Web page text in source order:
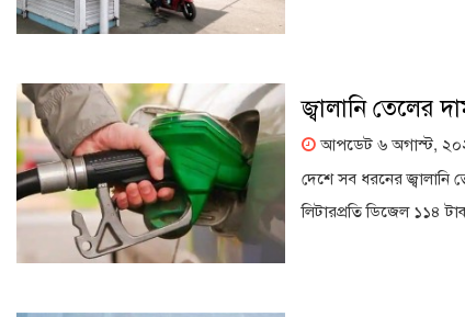
জ্বালানি তেলের
আপডেট ৬ অগাস্ট,
দেশে সব ধরনের জ্বালানি
লিটারপ্রতি ডিজেল ১১৪